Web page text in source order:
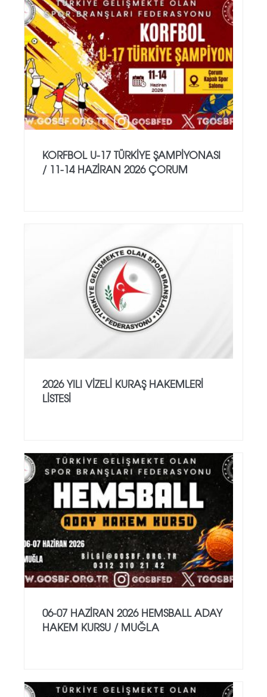
KORFBOL U-17 TÜRKİYE ŞAMPİYONASI
/ 11-14 HAZİRAN 2026 ÇORUM
2026 YILI VİZELİ KURAŞ HAKEMLERİ
LİSTESİ
06-07 HAZİRAN 2026 HEMSBALL ADAY
HAKEM KURSU / MUĞLA